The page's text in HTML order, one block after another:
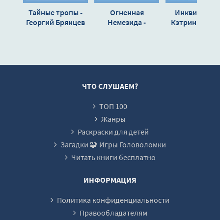
16_Заклятия
19_Неподатливая дверь
24_Заклятие Ривена
Тайные тропы -
Георгий Брянцев
Огненная
Немезида -
Инквизитор
Кэтрин
ЧТО СЛУШАЕМ?
ТОП 100
Жанры
Раскраски для детей
Загадки 🧩 Игры Головоломки
Читать книги бесплатно
ИНФОРМАЦИЯ
Политика конфиденциальности
Правообладателям